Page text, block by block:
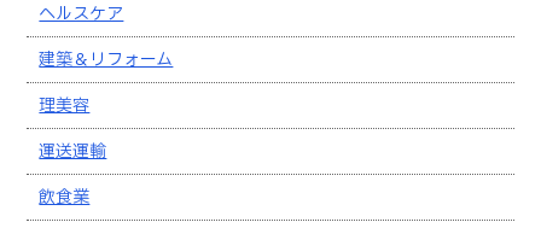
ヘルスケア
建築＆リフォーム
理美容
運送運輸
飲食業